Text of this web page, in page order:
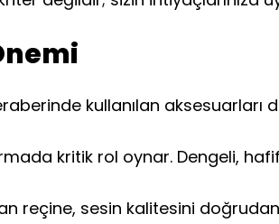
kullanılan aksesuarları
kritik rol oynar. Dengeli,
reçine, sesin kalitesini